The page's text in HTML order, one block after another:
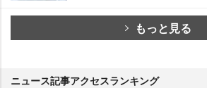
もっと見る
ニュース記事アクセスランキング